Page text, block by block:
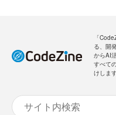
「
る、開
からAI
すべて
けします